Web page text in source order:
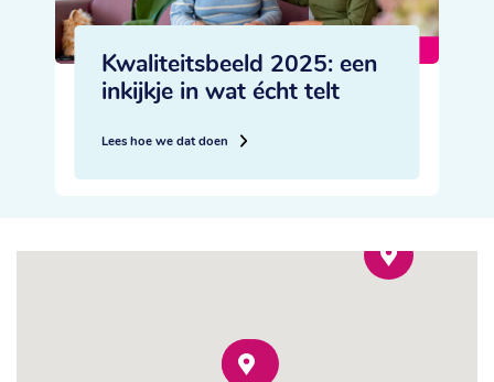
Kwaliteitsbeeld 2025: een
inkijkje in wat écht telt
Lees hoe we dat doen